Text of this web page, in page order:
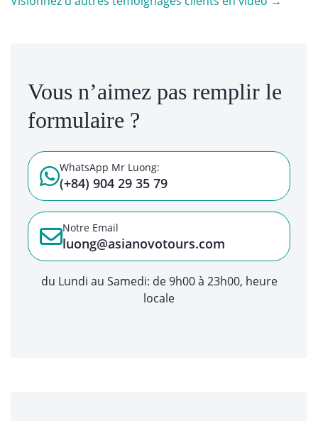
Vous n’aimez pas remplir le
formulaire ?
WhatsApp Mr Luong:
(+84) 904 29 35 79
Notre Email
luong@asianovotours.com
du Lundi au Samedi: de 9h00 à 23h00, heure
locale